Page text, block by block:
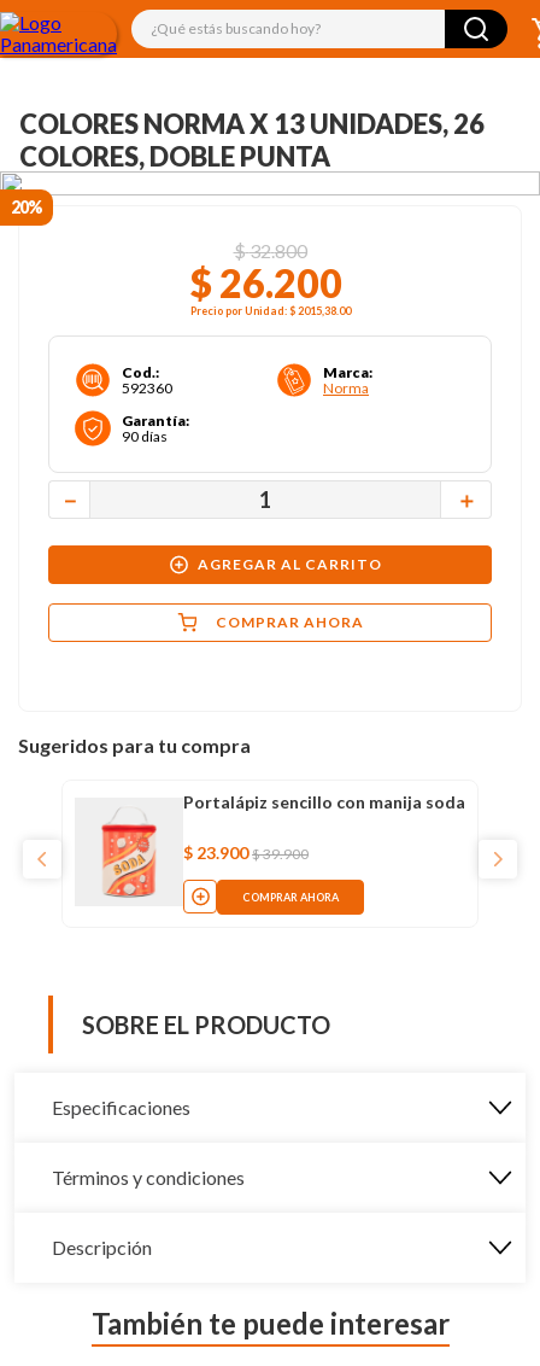
¿Qué estás buscando hoy?
COLORES NORMA X 13 UNIDADES, 26
COLORES, DOBLE PUNTA
20%
$32.800
$ 26.200
Precio porUnidad:$ 2015,38.00
Cod.:
592360
Marca:
Norma
Garantía:
90 días
＋
－
AGREGAR AL CARRITO
COMPRAR AHORA
Sugeridos para tu compra
Portalápiz sencillo con manija soda
$ 23.900 $39.900
COMPRAR AHORA
SOBRE EL PRODUCTO
Especificaciones
Términos y condiciones
Descripción
También te puede interesar